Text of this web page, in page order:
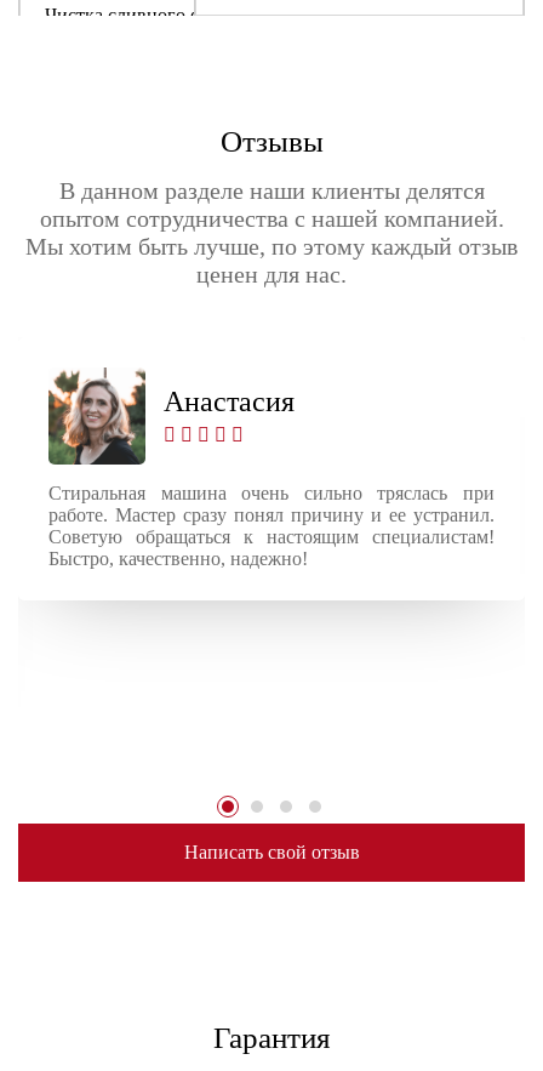
Чистка сливного фильтра
Отзывы
В данном разделе наши клиенты делятся
опытом сотрудничества с нашей компанией.
Мы хотим быть лучше, по этому каждый отзыв
ценен для нас.
Анастасия
Стиральная машина очень сильно тряслась при
работе. Мастер сразу понял причину и ее устранил.
Советую обращаться к настоящим специалистам!
Быстро, качественно, надежно!
Написать свой отзыв
Гарантия